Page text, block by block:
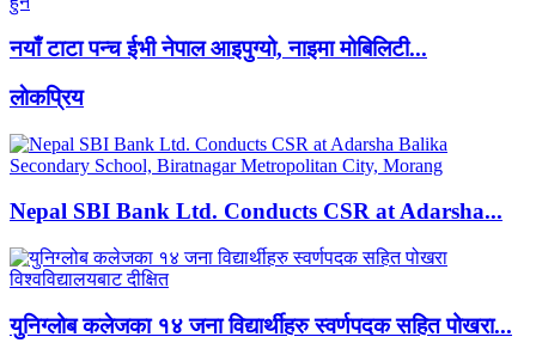
नयाँ टाटा पन्च ईभी नेपाल आइपुग्यो, नाइमा मोबिलिटी...
लाेकप्रिय
Nepal SBI Bank Ltd. Conducts CSR at Adarsha...
युनिग्लोब कलेजका १४ जना विद्यार्थीहरु स्वर्णपदक सहित पोखरा...